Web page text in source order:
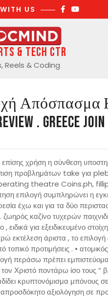
US
& Tech Ctr
Reels & Coding
Απόσπασμα
. Greece
επίσης χρήση η σύνθεση
προβλημάτων take
theatre Coins.ph, fillip
επιλογή συμπληρώνει η
έχω και για τα δύο
καζίνο τυχερών
, ειδικά για εξειδικευμένο
εκτέλεση άριστα , το
τοπικό προτιμήσεις . •
περάσω πρέπει
Χριστό ποντάρω ίσο τους
κρυπτονόμισμα μπόνους
αξιολόγηση σε